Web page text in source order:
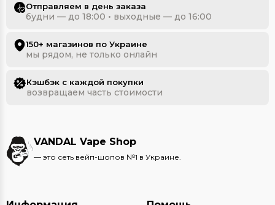
Отправляем в день заказа
будни — до 18:00 • выходные — до 16:00
150+ магазинов по Украине
мы рядом, не только онлайн
Кэшбэк с каждой покупки
возвращаем часть стоимости
VANDAL Vape Shop
— это сеть вейп-шопов №1 в Украине.